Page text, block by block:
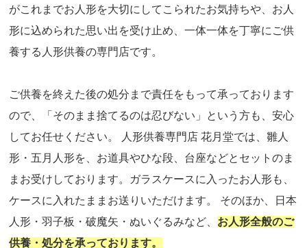
がこれまでお人形を大切にしてこられたお気持ちや、お人
形に込められた思い出を受け止め、一体一体を丁寧にご供
養する人形供養の専門店です。
ご供養を終えた後の処分まで責任をもって承っております
ので、「そのまま捨てるのは忍びない」という方も、安心
してお任せください。 人形供養専門店 花月堂では、雛人
形・五月人形を、お道具やひな段、台座などとセットのま
まお受けしております。ガラスケースに入ったお人形も、
ケースに入れたままお送りいただけます。 そのほか、日本
人形・羽子板・破魔矢・ぬいぐるみなど、 お人形全般のご
供養・処分を承っております。